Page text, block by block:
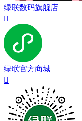
绿联数码旗舰店

绿联官方商城
